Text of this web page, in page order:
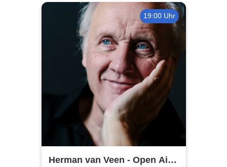
19:00 Uhr
Herman van Veen - Open Air